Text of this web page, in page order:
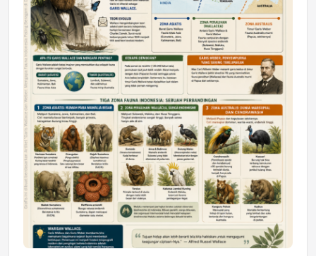
Jumat, 10 Jul 2026 19:01